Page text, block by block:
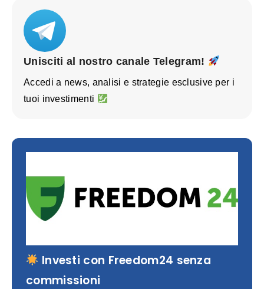
Unisciti al nostro canale Telegram!
Accedi a news, analisi e strategie esclusive per i
tuoi investimenti
Investi con Freedom24 senza
commissioni